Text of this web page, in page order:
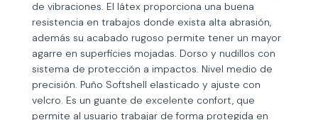
de vibraciones. El látex proporciona una buena
resistencia en trabajos donde exista alta abrasión,
además su acabado rugoso permite tener un mayor
agarre en superficies mojadas. Dorso y nudillos con
sistema de protección a impactos. Nivel medio de
precisión. Puño Softshell elasticado y ajuste con
velcro. Es un guante de excelente confort, que
permite al usuario trabajar de forma protegida en